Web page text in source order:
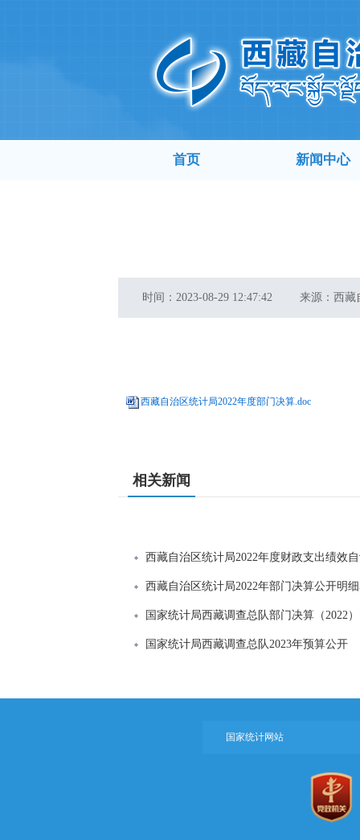
首页 新闻中心
时间： 2023-08-29 12:47:42 来源： 西藏
西藏自治区统计局2022年度部门决算.doc
相关新闻
西藏自治区统计局2022年度财政支出绩效
西藏自治区统计局2022年部门决算公开明
国家统计局西藏调查总队部门决算（2022）
国家统计局西藏调查总队2023年预算公开
国家统计网站